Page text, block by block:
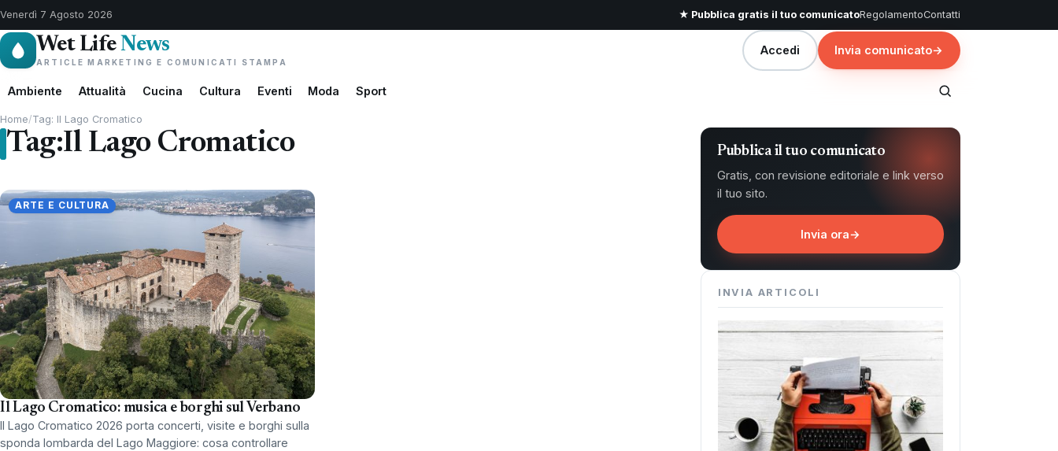
Venerdì 7 Agosto 2026 ★ Pubblica gratis il tuo comunicatoRegolamentoContatti
Wet LifeNews
ARTICLE MARKETING E COMUNICATI STAMPA
Accedi Invia comunicato→
Ambiente Attualità Cucina Cultura Eventi Moda Sport
Home/Tag: Il Lago Cromatico
Tag:Il Lago Cromatico
ARTE E CULTURA
Il Lago Cromatico: musica e borghi sul Verbano
Il Lago Cromatico 2026 porta concerti, visite e borghi sulla
sponda lombarda del Lago Maggiore: cosa controllare
Pubblica il tuo comunicato
Gratis, con revisione editoriale e link verso
il tuo sito.
Invia ora→
INVIA ARTICOLI